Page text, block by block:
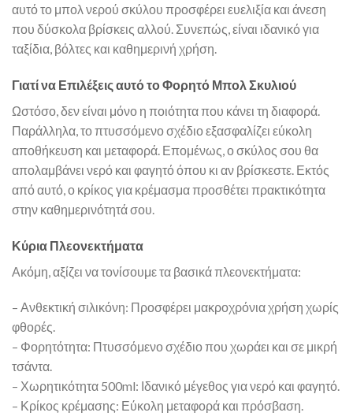
αυτό το μπολ νερού σκύλου προσφέρει ευελιξία και άνεση
που δύσκολα βρίσκεις αλλού. Συνεπώς, είναι ιδανικό για
ταξίδια, βόλτες και καθημερινή χρήση.
Γιατί να Επιλέξεις αυτό το Φορητό Μπολ Σκυλιού
Ωστόσο, δεν είναι μόνο η ποιότητα που κάνει τη διαφορά.
Παράλληλα, το πτυσσόμενο σχέδιο εξασφαλίζει εύκολη
αποθήκευση και μεταφορά. Επομένως, ο σκύλος σου θα
απολαμβάνει νερό και φαγητό όπου κι αν βρίσκεστε. Εκτός
από αυτό, ο κρίκος για κρέμασμα προσθέτει πρακτικότητα
στην καθημερινότητά σου.
Κύρια Πλεονεκτήματα
Ακόμη, αξίζει να τονίσουμε τα βασικά πλεονεκτήματα:
– Ανθεκτική σιλικόνη: Προσφέρει μακροχρόνια χρήση χωρίς
φθορές.
– Φορητότητα: Πτυσσόμενο σχέδιο που χωράει και σε μικρή
τσάντα.
– Χωρητικότητα 500ml: Ιδανικό μέγεθος για νερό και φαγητό.
– Κρίκος κρέμασης: Εύκολη μεταφορά και πρόσβαση.